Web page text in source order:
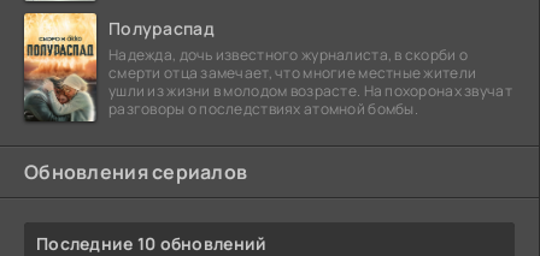
Полураспад
Надежда, дочь известного журналиста, в скорби о
смерти отца замечает, что многие местные жители
ушли из жизни в молодом возрасте. На похоронах звучат
разговоры о последствиях атомной бомбы.
Обновления сериалов
Последние 10 обновлений